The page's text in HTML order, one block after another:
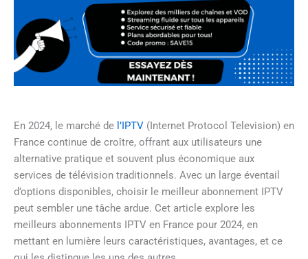
En 2024, le marché de l’IPTV (Internet Protocol Television) en
France continue de croître, offrant aux utilisateurs une
alternative pratique et souvent plus économique aux
services de télévision traditionnels. Avec un large éventail
d’options disponibles, choisir le meilleur abonnement IPTV
peut sembler une tâche ardue. Cet article explore les
meilleurs abonnements IPTV en France pour 2024, en
mettant en lumière leurs caractéristiques, avantages, et ce